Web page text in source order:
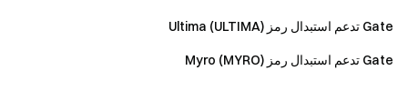
Gate تدعم استبدال رمز Ultima (ULTIMA)
Gate تدعم استبدال رمز Myro (MYRO)